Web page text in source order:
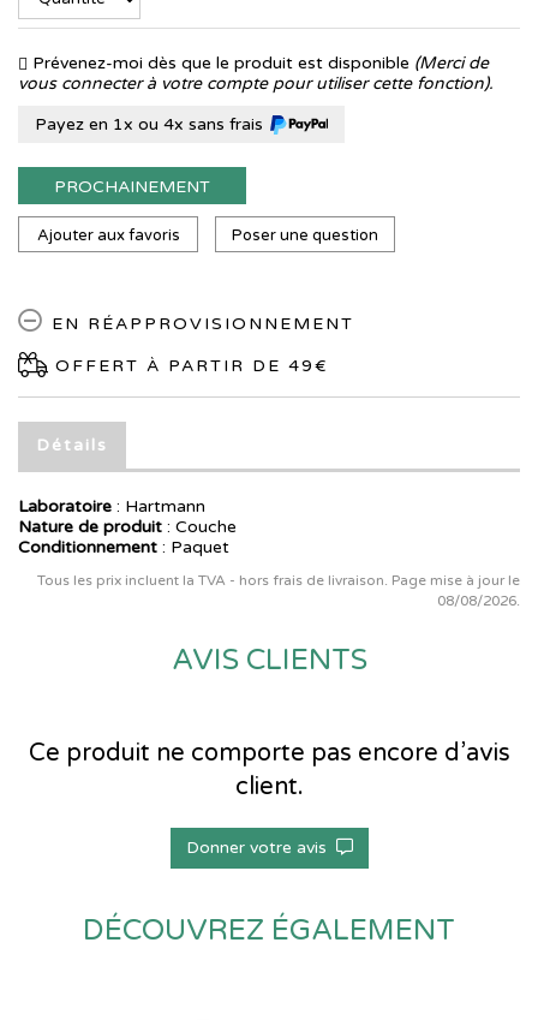
Prévenez-moi dès que le produit est disponible (Merci de
vous connecter à votre compte pour utiliser cette fonction).
Payez en 1x ou 4x sans frais
PROCHAINEMENT
Ajouter aux favoris Poser une question
EN RÉAPPROVISIONNEMENT
OFFERT À PARTIR DE 49€
Détails
Laboratoire : Hartmann
Nature de produit : Couche
Conditionnement : Paquet
Tous les prix incluent la TVA - hors frais de livraison. Page mise à jour le
08/08/2026.
AVIS CLIENTS
Ce produit ne comporte pas encore d’avis
client.
Donner votre avis
DÉCOUVREZ ÉGALEMENT